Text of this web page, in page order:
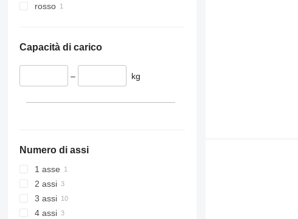
rosso
Capacità di carico
– kg
Numero di assi
1 asse
2 assi
3 assi
4 assi